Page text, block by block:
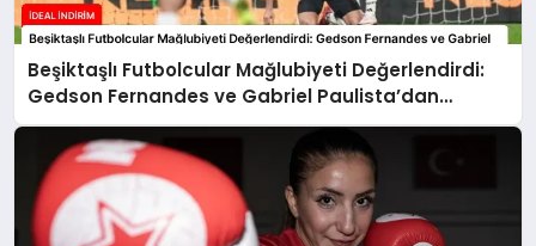
Beşiktaşlı Futbolcular Mağlubiyeti Değerlendirdi:
Gedson Fernandes ve Gabriel Paulista’dan
Açıklamalar